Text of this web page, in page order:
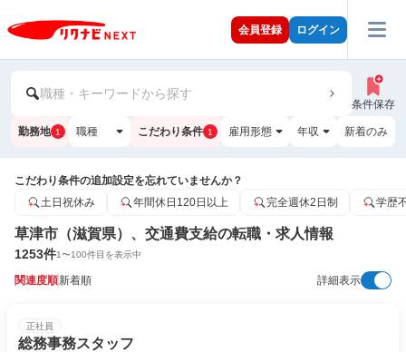
会員登録 ログイン
職種・キーワードから探す
条件保存
勤務地 1 職種 こだわり条件 1 雇用形態 年収 新着のみ
こだわり条件の追加設定を忘れていませんか？
土日祝休み
年間休日120日以上 完全週休2日制 学歴
草津市（滋賀県）、交通費支給の転職・求人情報
1253件1〜100件目を表示中
関連度順新着順 詳細表示
正社員
総務事務スタッフ